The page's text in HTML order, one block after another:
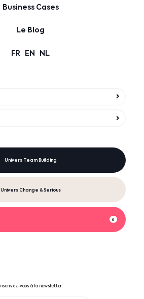
Business Cases
Le Blog
FR EN NL
Univers Team Building
Univers Change & Serious
0
Inscrivez-vous à la newsletter